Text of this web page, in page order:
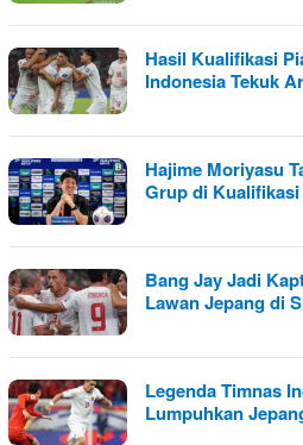
Hasil Kualifikasi
Indonesia Tekuk
Hajime Moriyasu
Grup di
Bang Jay Jadi
Lawan Jepang di
Legenda Timnas
Lumpuhkan